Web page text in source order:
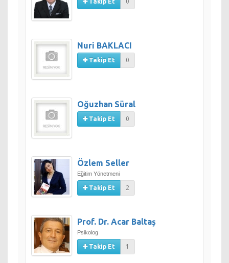
Takip Et 0
Nuri BAKLACI
Takip Et 0
Oğuzhan Süral
Takip Et 0
Özlem Seller
Eğitim Yönetmeni
Takip Et 2
Prof. Dr. Acar Baltaş
Psikolog
Takip Et 1